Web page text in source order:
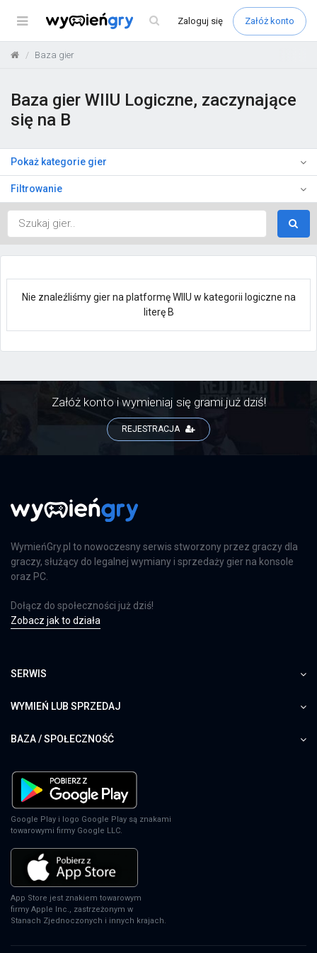
Menu Zaloguj się Załóż konto
Baza gier
Baza gier WIIU Logiczne, zaczynające
się na B
Pokaż kategorie gier
Filtrowanie
Nie znaleźliśmy gier na platformę WIIU w kategorii logiczne na
literę B
Załóż konto i wymieniaj się grami już dziś!
REJESTRACJA
WymieńGry.pl to nowoczesny serwis stworzony przez graczy dla
graczy, służący do legalnej wymiany i sprzedaży gier na konsole
oraz PC.
Dołącz do społeczności już dziś!
Zobacz jak to działa
SERWIS
WYMIEŃ LUB SPRZEDAJ
BAZA / SPOŁECZNOŚĆ
Google Play i logo Google Play są znakami
towarowymi firmy Google LLC.
App Store jest znakiem towarowym
firmy Apple Inc., zastrzeżonym w
Stanach Zjednoczonych i innych krajach.